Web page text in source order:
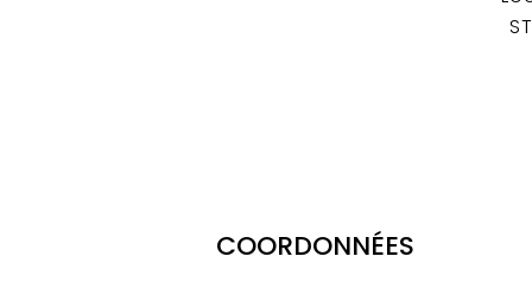
COORDONNÉES